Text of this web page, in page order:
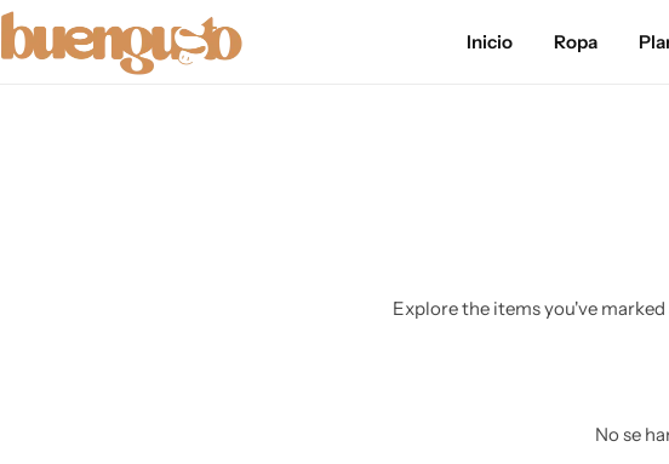
Inicio Ropa
Explore the items you've
No se
Política de cookies